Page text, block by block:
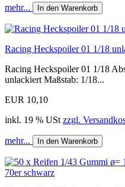
mehr... In den Warenkorb
Racing Heckspoiler 01 1/18
Racing Heckspoiler 01 1/18
unlackiert Maßstab: 1/18...
EUR 10,10
inkl. 19 % USt zzgl.
mehr... In den Warenkorb